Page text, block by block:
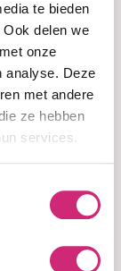
te bieden
delen we
onze
analyse. Deze
met andere
ze hebben
services.